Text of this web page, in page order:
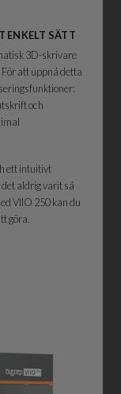
ENKELT SÄTT
3D-skrivare
att uppnå detta
och
ett intuitivt
aldrig varit så
VIIO 250 kan du
göra.